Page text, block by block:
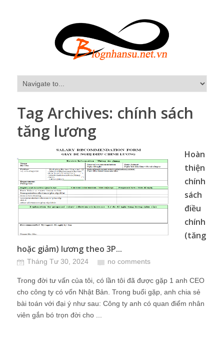
Tag Archives: chính sách
tăng lương
Hoàn
thiện
chính
sách
điều
chính
(tăng
hoặc giảm) lương theo 3P...
Tháng Tư 30, 2024 no comments
Trong đời tư vấn của tôi, có lần tôi đã được gặp 1 anh CEO
cho công ty có vốn Nhật Bản. Trong buổi gặp, anh chia sẻ
bài toán với đại ý như sau: Công ty anh có quan điểm nhân
viên gắn bó trọn đời cho ...